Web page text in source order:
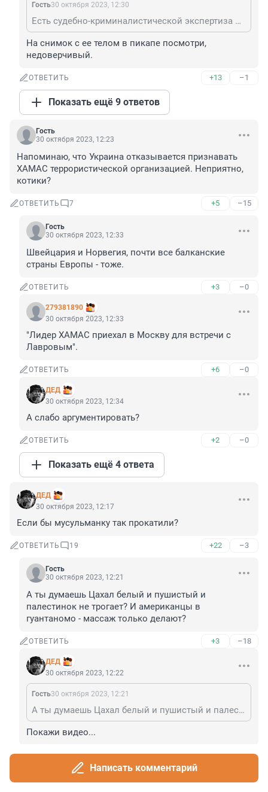
Гость30 октября 2023, 12:30
Есть судебно-криминалистической экспертиза подтверждающие это?
На снимок с ее телом в пикапе посмотри,
недоверчивый.
ОТВЕТИТЬ +13 –1
Показать ещё 9 ответов
Гость
30 октября 2023, 12:23
Напоминаю, что Украина отказывается признавать
ХАМАС террористической организацией. Неприятно,
котики?
ОТВЕТИТЬ 7 +5 –15
Гость
30 октября 2023, 12:33
Швейцария и Норвегия, почти все балканские
страны Европы - тоже.
ОТВЕТИТЬ +3 –0
279381890
30 октября 2023, 12:33
"Лидер ХАМАС приехал в Москву для встречи с
Лавровым".
ОТВЕТИТЬ +6 –0
ДЕД
30 октября 2023, 12:34
А слабо аргументировать?
ОТВЕТИТЬ +2 –0
Показать ещё 4 ответа
ДЕД
30 октября 2023, 12:17
Если бы мусульманку так прокатили?
ОТВЕТИТЬ 19 +22 –3
Гость
30 октября 2023, 12:21
А ты думаешь Цахал белый и пушистый и
палестинок не трогает? И американцы в
гуантаномо - массаж только делают?
ОТВЕТИТЬ +3 –18
ДЕД
30 октября 2023, 12:22
Гость30 октября 2023, 12:21
А ты думаешь Цахал белый и пушистый и палестинок не трогает? И американцы в гуантаномо - массаж только делают?
Покажи видео...
ОТВЕТИТЬ +11 –2
30 октября 2023, 12:23
Написать комментарий